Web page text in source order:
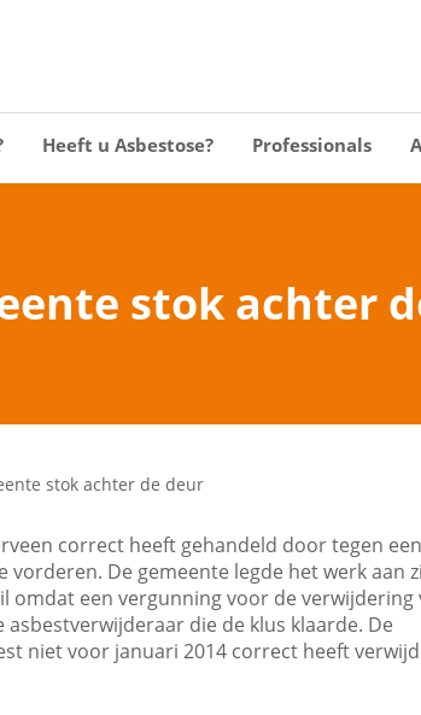
Heeft u Asbestose? Professionals
stok achter
stok achter de deur
correct heeft gehandeld door tegen een
De gemeente legde het werk aan
omdat een vergunning voor de verwijdering
die de klus klaarde. De
niet voor januari 2014 correct heeft